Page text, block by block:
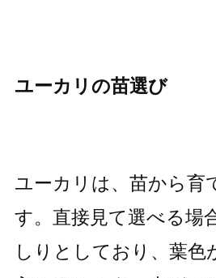
ユーカリの苗選び
ユーカリは、苗から育
す。直接見て選べる場
しりとしており、葉色